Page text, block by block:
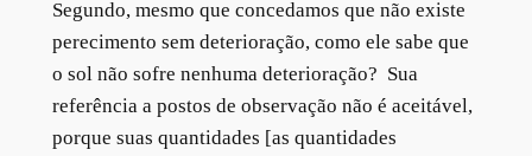
Segundo, mesmo que concedamos que não existe
perecimento sem deterioração, como ele sabe que
o sol não sofre nenhuma deterioração? Sua
referência a postos de observação não é aceitável,
porque suas quantidades [as quantidades